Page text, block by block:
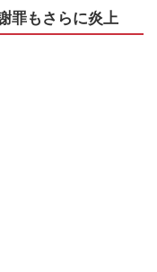
罪もさらに炎上